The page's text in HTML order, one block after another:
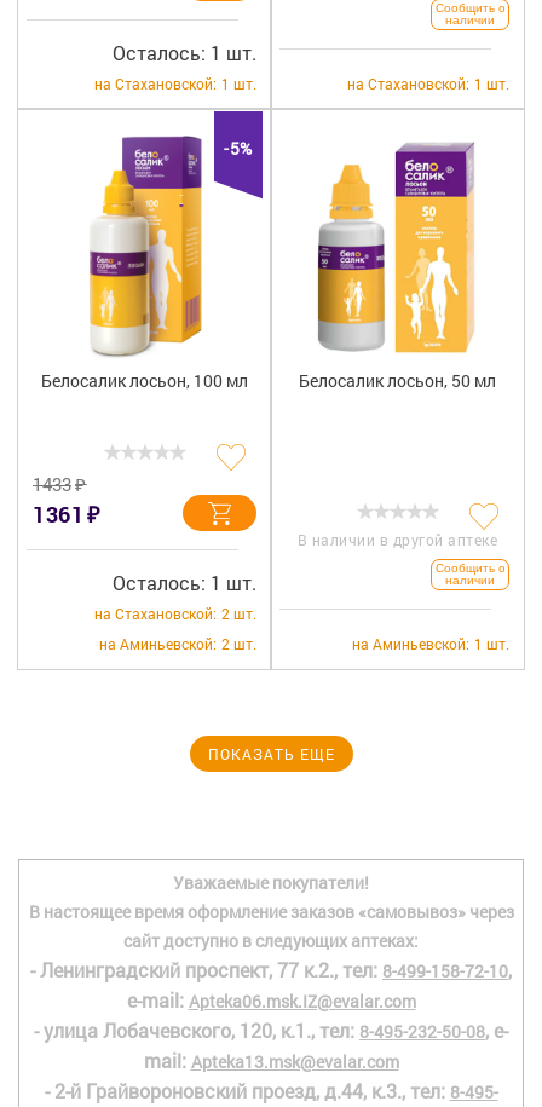
Осталось: 1 шт.
на Стахановской: 1 шт.
Сообщить о
наличии
на Стахановской: 1 шт.
-5%
Белосалик лосьон, 100 мл
1433₽
1361 ₽
Осталось: 1 шт.
на Стахановской: 2 шт.
на Аминьевской: 2 шт.
Белосалик лосьон, 50 мл
В наличии в другой аптеке
Сообщить о
наличии
на Аминьевской: 1 шт.
ПОКАЗАТЬ ЕЩЕ
Уважаемые покупатели!
В настоящее время оформление заказов «самовывоз» через
сайт доступно в следующих аптеках:
- Ленинградский проспект, 77 к.2., тел: 8-499-158-72-10,
e-mail: Apteka06.msk.IZ@evalar.com
- улица Лобачевского, 120, к.1., тел: 8-495-232-50-08, e-
mail: Apteka13.msk@evalar.com
- 2-й Грайвороновский проезд, д.44, к.3., тел: 8-495-